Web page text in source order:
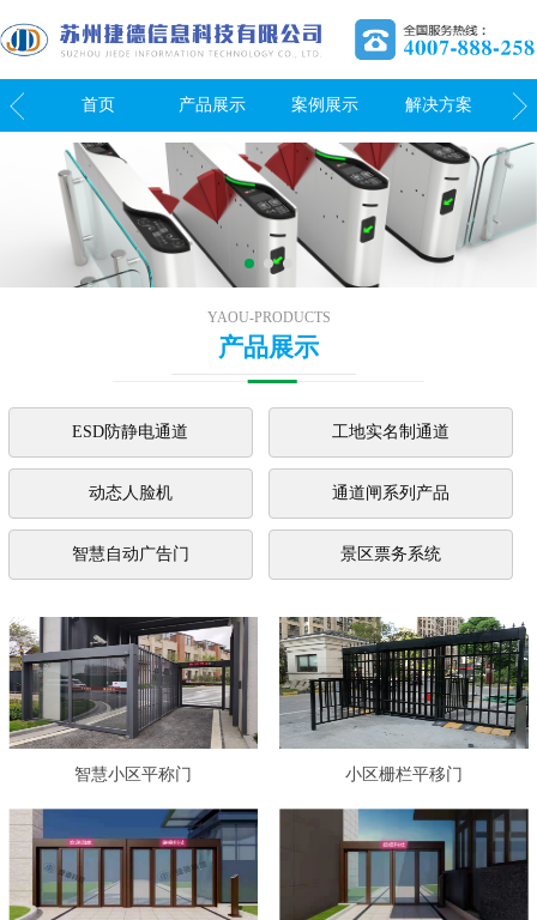
首页 产品展示 案例展示 解决方案
YAOU-PRODUCTS
产品展示
ESD防静电通道 工地实名制通道
动态人脸机 通道闸系列产品
智慧自动广告门 景区票务系统
智慧小区平称门 小区栅栏平移门